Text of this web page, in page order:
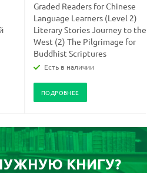
Graded Readers for Chinese
Language Learners (Level 2)
Literary Stories Journey to the
West (2) The Pilgrimage for
Buddhist Scriptures
Есть в наличии
ПОДРОБНЕЕ
КНИГУ?